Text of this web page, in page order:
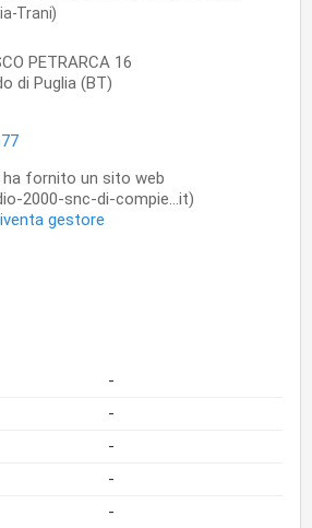
Trani)
PETRARCA 16
di Puglia (BT)
ha fornito un sito web
2000-snc-di-compie...it)
gestore
-
-
-
-
-